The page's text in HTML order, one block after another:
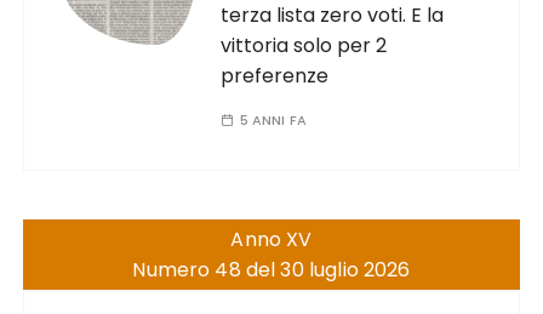
terza lista zero voti. E la
vittoria solo per 2
preferenze
5 ANNI FA
Anno XV
Numero 48 del 30 luglio 2026